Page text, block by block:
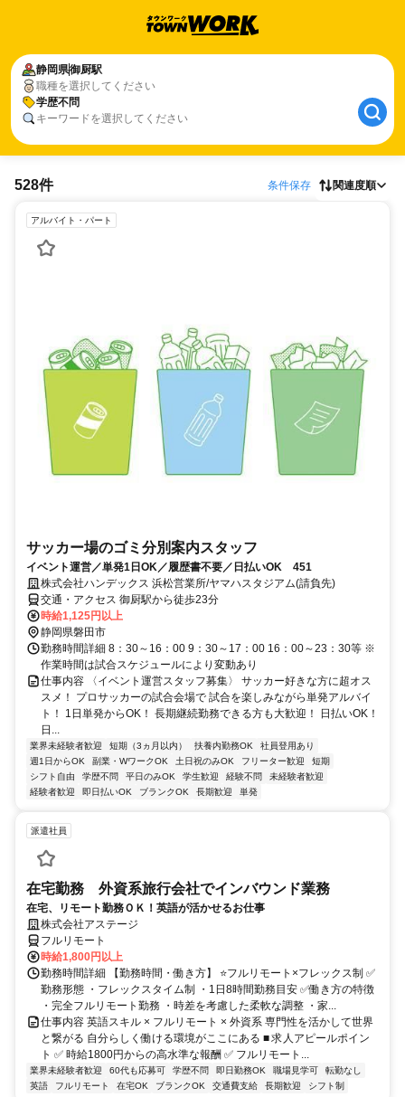
静岡県御厨駅
職種を選択してください
学歴不問
キーワードを選択してください
528件 条件保存 関連度順
アルバイト・パート
サッカー場のゴミ分別案内スタッフ
イベント運営／単発1日OK／履歴書不要／日払いOK 451
株式会社ハンデックス 浜松営業所/ヤマハスタジアム(請負先)
交通・アクセス 御厨駅から徒歩23分
時給1,125円以上
静岡県磐田市
勤務時間詳細 8：30～16：00 9：30～17：00 16：00～23：30等 ※
作業時間は試合スケジュールにより変動あり
仕事内容 〈イベント運営スタッフ募集〉 サッカー好きな方に超オス
スメ！ プロサッカーの試合会場で 試合を楽しみながら単発アルバイ
ト！ 1日単発からOK！ 長期継続勤務できる方も大歓迎！ 日払いOK！
日...
業界未経験者歓迎 短期（3ヵ月以内） 扶養内勤務OK
社員登用あり
週1日からOK
副業・WワークOK 土日祝のみOK フリーター歓迎
短期
シフト自由
学歴不問 平日のみOK 学生歓迎 経験不問
未経験者歓迎
経験者歓迎
即日払いOK ブランクOK 長期歓迎 単発
派遣社員
在宅勤務 外資系旅行会社でインバウンド業務
在宅、リモート勤務ＯＫ！英語が活かせるお仕事
株式会社アステージ
フルリモート
時給1,800円以上
勤務時間詳細 【勤務時間・働き方】 ⭐フルリモート×フレックス制 ✅
勤務形態 ・フレックスタイム制 ・1日8時間勤務目安 ✅働き方の特徴
・完全フルリモート勤務 ・時差を考慮した柔軟な調整 ・家...
仕事内容 英語スキル × フルリモート × 外資系 専門性を活かして世界
と繋がる 自分らしく働ける環境がここにある ■ 求人アピールポイン
ト ✅ 時給1800円からの高水準な報酬 ✅ フルリモート...
業界未経験者歓迎 60代も応募可 学歴不問 即日勤務OK 職場見学可
転勤なし
英語
フルリモート 在宅OK ブランクOK 交通費支給 長期歓迎 シフト制